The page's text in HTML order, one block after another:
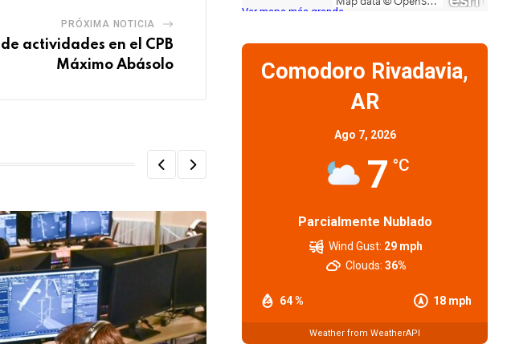
PRÓXIMA NOTICIA
actividades en el CPB
Máximo Abásolo
Ver mapa más grande
Comodoro Rivadavia,
AR
Ago 7, 2026
7 °C
Parcialmente Nublado
64 % 18 mph
Wind Gust: 29 mph
Clouds: 36%
Weather from WeatherAPI